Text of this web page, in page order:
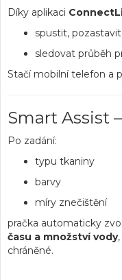
Díky aplikaci
spustit,
sledovat průběh
Stačí mobilní telefon a
Smart Assist
Po zadání:
typu tkaniny
barvy
míry znečištění
pračka automaticky
času a množství vody
chráněné.